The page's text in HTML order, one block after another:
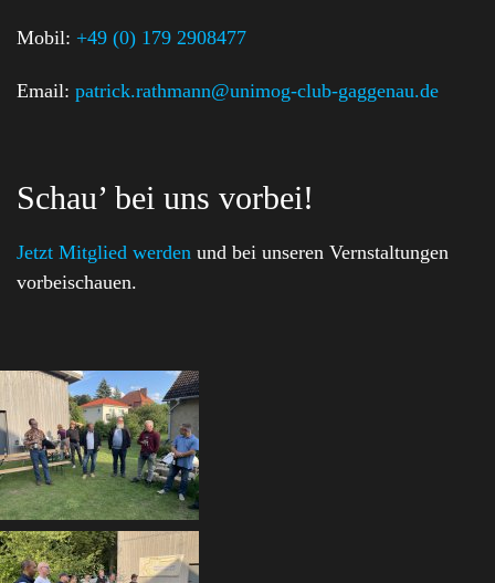
Mobil: +49 (0) 179 2908477
Email: patrick.rathmann@unimog-club-gaggenau.de
Schau’ bei uns vorbei!
Jetzt Mitglied werden und bei unseren Vernstaltungen
vorbeischauen.